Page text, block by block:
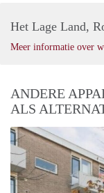
Het Lage Land,
Meer informatie over
ANDERE
ALS